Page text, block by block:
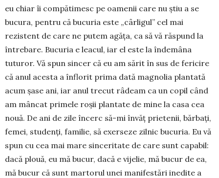
eu chiar îi compătimesc pe oamenii care nu ştiu a se
bucura, pentru că bucuria este „cârligul” cel mai
rezistent de care ne putem agăţa, ca să vă răspund la
întrebare. Bucuria e leacul, iar el este la îndemâna
tuturor. Vă spun sincer că eu am sărit în sus de fericire
că anul acesta a înflorit prima dată magnolia plantată
acum şase ani, iar anul trecut râdeam ca un copil când
am mâncat primele roşii plantate de mine la casa cea
nouă. De ani de zile încerc să-mi învăţ prietenii, bărbaţi,
femei, studenţi, familie, să exerseze zilnic bucuria. Eu vă
spun cu cea mai mare sinceritate de care sunt capabil:
dacă plouă, eu mă bucur, dacă e vijelie, mă bucur de ea,
mă bucur că sunt martorul unei manifestări inedite a